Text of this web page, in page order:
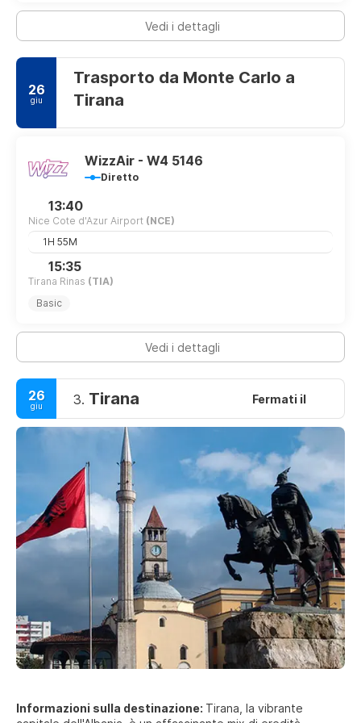
Vedi i dettagli
26
giu
Trasporto da Monte Carlo a
Tirana
WizzAir - W4 5146
Diretto
13:40
Nice Cote d'Azur Airport (NCE)
1H 55M
15:35
Tirana Rinas (TIA)
Basic
Vedi i dettagli
26
giu 3. Tirana Fermati il
Informazioni sulla destinazione: Tirana, la vibrante